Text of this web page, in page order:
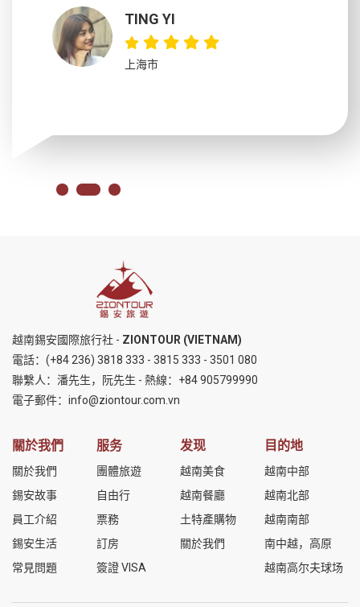
TING YI
上海市
越南錫安國際旅行社 - ZIONTOUR (VIETNAM)
電話： (+84 236) 3818 333 - 3815 333 - 3501 080
聯繫人：潘先生，阮先生 - 熱線： +84 905799990
電子郵件： info@ziontour.com.vn
關於我們
關於我們
錫安故事
員工介紹
錫安生活
常見問題
服务
團體旅遊
自由行
票務
訂房
簽證 VISA
发现
越南美食
越南餐廳
土特產購物
關於我們
目的地
越南中部
越南北部
越南南部
南中越，高原
越南高尔夫球场